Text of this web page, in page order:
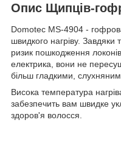
Опис Щипців-
Domotec MS-4904 -
швидкого нагріву. Завдяки
ризик пошкодження
електрика, вони не
більш гладкими,
Висока температура
забезпечить вам швидке
здоров'я волосся.